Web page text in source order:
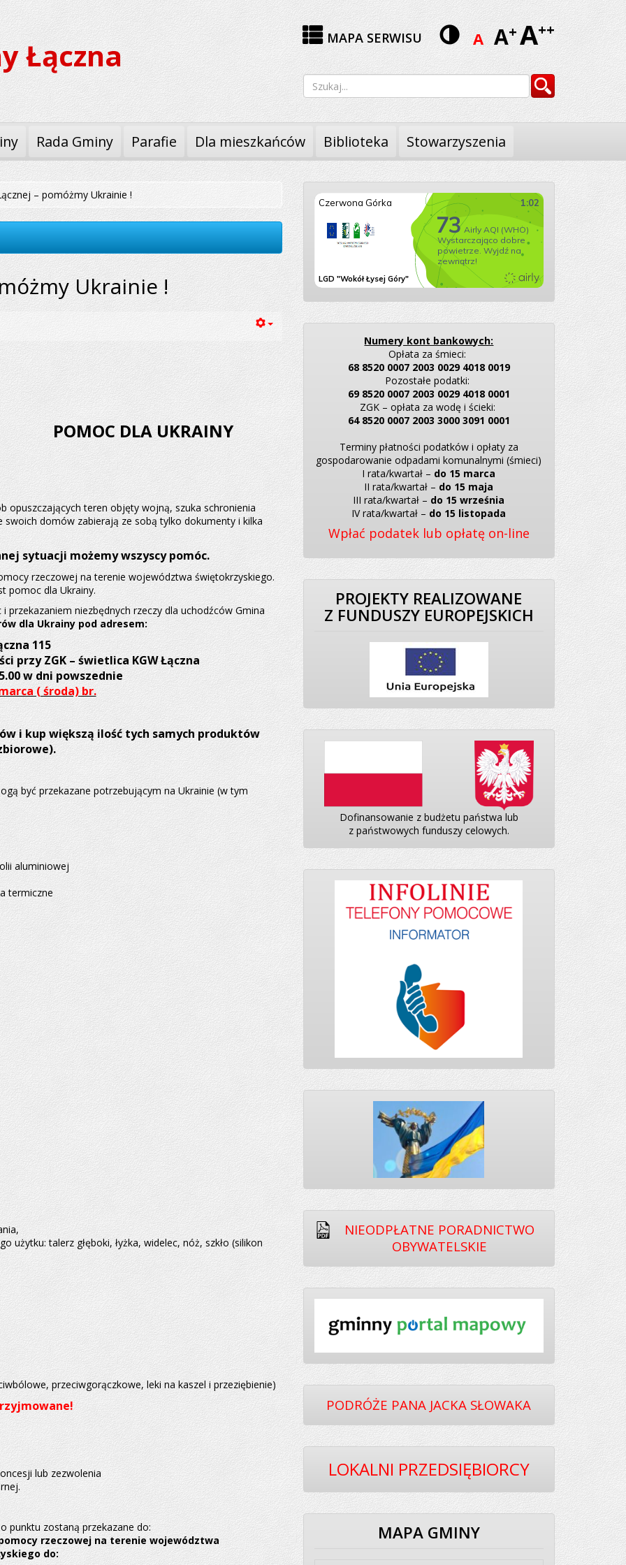
Łączna A A+A++
Wersja
kontrastowa
MAPA SERWISU
Wyszukiwarka Szukaj
Rada Gminy Parafie Dla mieszkańców Biblioteka Stowarzyszenia
– pomóżmy Ukrainie !
Ukrainie !
POMOC DLA UKRAINY
opuszczających teren objęty wojną, szuka schronienia
domów zabierają ze sobą tylko dokumenty i kilka
sytuacji możemy wszyscy pomóc.
rzeczowej na terenie województwa świętokrzyskiego.
pomoc dla Ukrainy.
niezbędnych rzeczy dla uchodźców Gmina
dla Ukrainy pod adresem:
115
przy ZGK – świetlica KGW Łączna
w dni powszednie
( środa) br.
i kup większą ilość tych samych produktów
być przekazane potrzebującym na Ukrainie (w tym
aluminiowej
termiczne
użytku: talerz głęboki, łyżka, widelec, nóż, szkło (silikon
przeciwgorączkowe, leki na kaszel i przeziębienie)
lub zezwolenia
punktu zostaną przekazane do:
rzeczowej na terenie województwa
do:
Numery kont bankowych:
Opłata za śmieci:
68 8520 0007 2003 0029 4018 0019
Pozostałe podatki:
69 8520 0007 2003 0029 4018 0001
ZGK – opłata za wodę i ścieki:
64 8520 0007 2003 3000 3091 0001
Terminy płatności podatków i opłaty za
gospodarowanie odpadami komunalnymi (śmieci)
I rata/kwartał – do 15 marca
II rata/kwartał – do 15 maja
III rata/kwartał – do 15 września
IV rata/kwartał – do 15 listopada
Wpłać podatek lub opłatę on-line
PROJEKTY REALIZOWANE
Z FUNDUSZY EUROPEJSKICH
Dofinansowanie z budżetu państwa lub
z państwowych funduszy celowych.
NIEODPŁATNE PORADNICTWO
OBYWATELSKIE
PODRÓŻE PANA JACKA SŁOWAKA
LOKALNI PRZEDSIĘBIORCY
MAPA GMINY